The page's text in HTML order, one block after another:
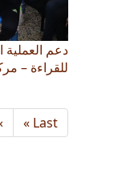
دعم العملية
للقراءة –
Last
page
Last »